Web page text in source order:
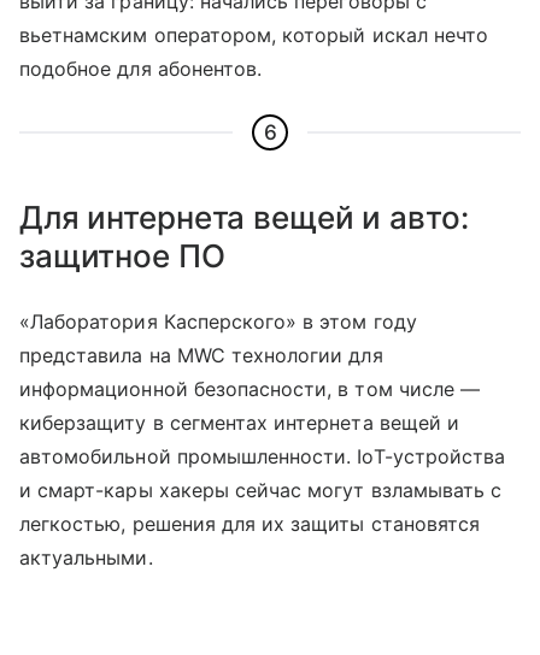
вьетнамским оператором, который искал нечто
подобное для абонентов.
6
Для интернета вещей и авто:
защитное ПО
«Лаборатория Касперского» в этом году
представила на MWC технологии для
информационной безопасности, в том числе —
киберзащиту в сегментах интернета вещей и
автомобильной промышленности. IoT-устройства
и смарт-кары хакеры сейчас могут взламывать с
легкостью, решения для их защиты становятся
актуальными.